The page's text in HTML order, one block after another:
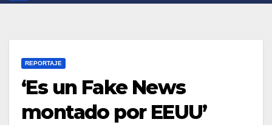
REPORTAJE
‘Es un Fake News
montado por EEUU’